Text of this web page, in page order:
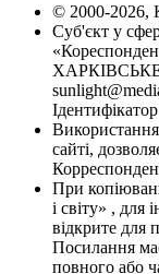
© 2000-2026,
Суб'єкт у
ХАРКІВСЬКЕ
Використання
сайті,
При
і світу» , для
відкрите для
Посилання
повного або